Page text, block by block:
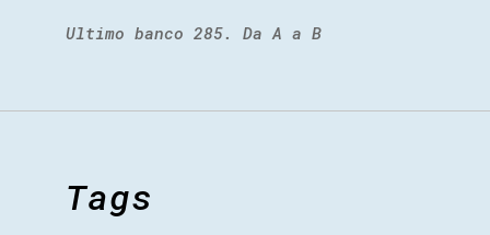
Ultimo banco 285. Da A a B
Tags